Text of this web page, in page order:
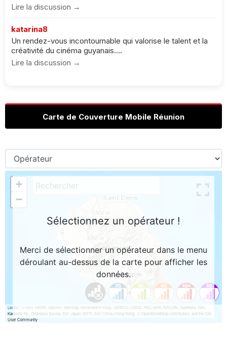
Lire la discussion →
katarina8
Un rendez-vous incontournable qui valorise le talent et la
créativité du cinéma guyanais....
Lire la discussion →
Carte de Couverture Mobile Réunion